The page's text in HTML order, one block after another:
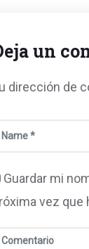
un
dirección de
Guardar mi
vez que